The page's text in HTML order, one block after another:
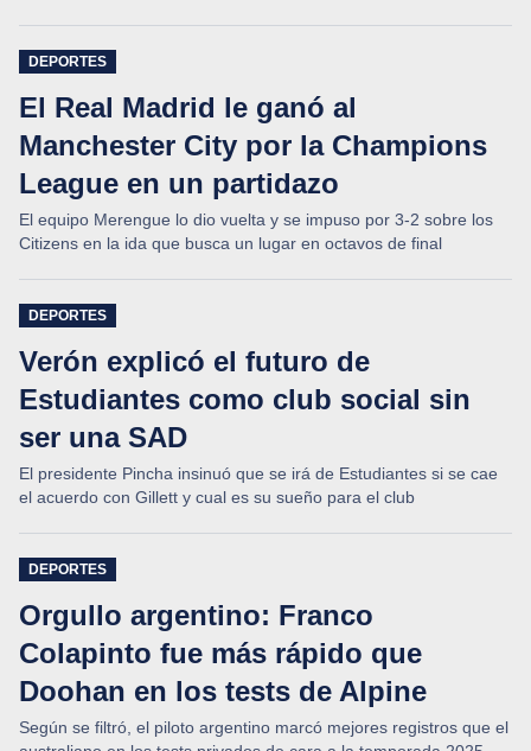
DEPORTES
El Real Madrid le ganó al
Manchester City por la Champions
League en un partidazo
El equipo Merengue lo dio vuelta y se impuso por 3-2 sobre los
Citizens en la ida que busca un lugar en octavos de final
DEPORTES
Verón explicó el futuro de
Estudiantes como club social sin
ser una SAD
El presidente Pincha insinuó que se irá de Estudiantes si se cae
el acuerdo con Gillett y cual es su sueño para el club
DEPORTES
Orgullo argentino: Franco
Colapinto fue más rápido que
Doohan en los tests de Alpine
Según se filtró, el piloto argentino marcó mejores registros que el